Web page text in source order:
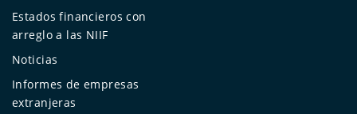
Estados financieros con
arreglo a las NIIF
Noticias
Informes de empresas
extranjeras